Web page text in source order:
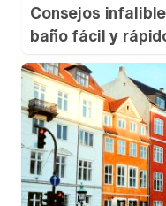
Consejos
baño fácil y